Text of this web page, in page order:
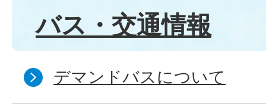
バス・交通情報
デマンドバスについて